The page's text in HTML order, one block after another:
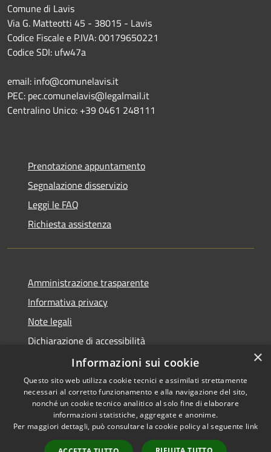
Comune di Lavis
Via G. Matteotti 45 - 38015 - Lavis
Codice Fiscale e P.IVA: 00179650221
Codice SDI: ufw47a
email: info@comunelavis.it
PEC: pec.comunelavis@legalmail.it
Centralino Unico: +39 0461 248111
Prenotazione appuntamento
Segnalazione disservizio
Leggi le FAQ
Richiesta assistenza
Amministrazione trasparente
Informativa privacy
Note legali
Dichiarazione di accessibilità
Informative Privacy
RSS
Accessibilità
Copyright © 2026 • Comune di
Lavis • Powered by
×
Informazioni sui cookie
Questo sito web utilizza cookie tecnici e assimilati strettamente
necessari al corretto funzionamento e alla navigazione del sito,
nonché un cookie tecnico analitico al solo fine di elaborare
informazioni statistiche, aggregate e anonime.
Per maggiori dettagli, può consultare la cookie policy al seguente link